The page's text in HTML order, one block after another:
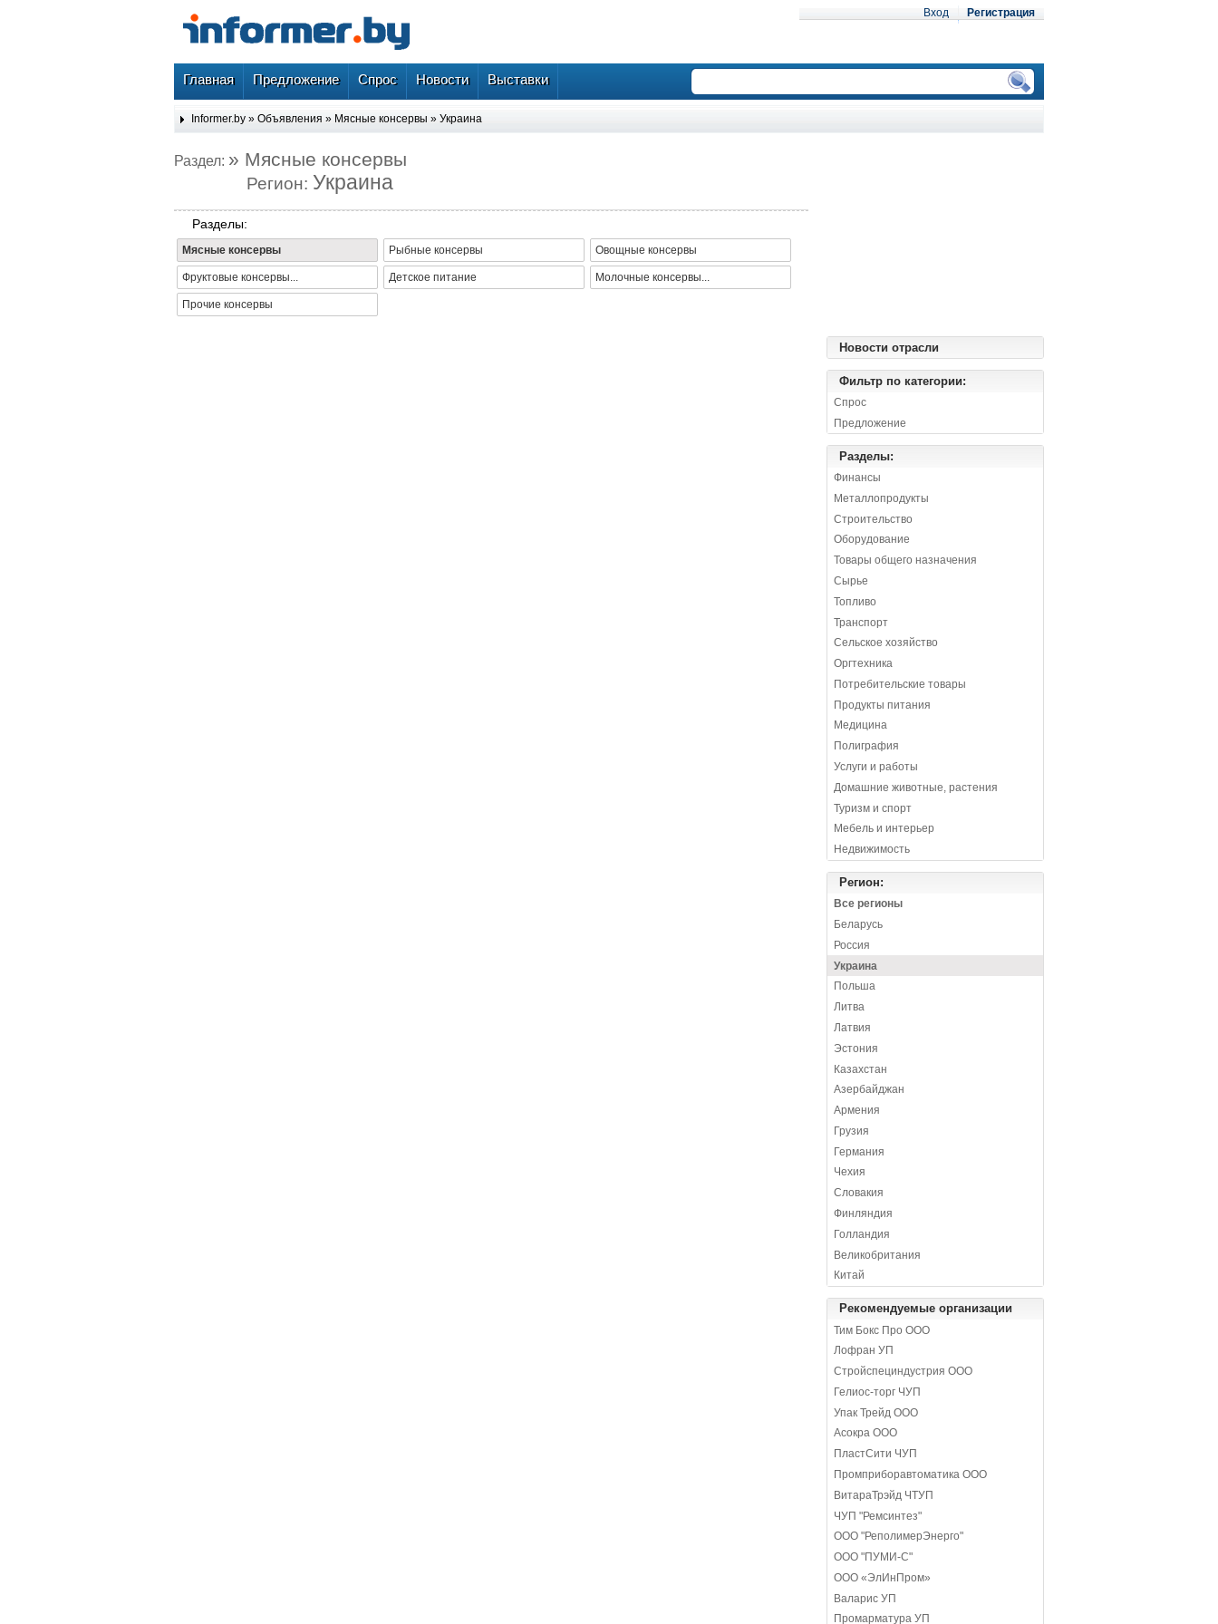
Вход Регистрация
Главная Предложение Спрос Новости Выставки
Informer.by » Объявления » Мясные консервы » Украина
Раздел: » Мясные консервы
Регион: Украина
Разделы:
Мясные консервы Рыбные консервы Овощные консервы
Фруктовые консервы... Детское питание Молочные консервы...
Прочие консервы
Новости отрасли
Фильтр по категории:
Спрос
Предложение
Разделы:
Финансы
Металлопродукты
Строительство
Оборудование
Товары общего назначения
Сырье
Топливо
Транспорт
Сельское хозяйство
Оргтехника
Потребительские товары
Продукты питания
Медицина
Полиграфия
Услуги и работы
Домашние животные, растения
Туризм и спорт
Мебель и интерьер
Недвижимость
Регион:
Все регионы
Беларусь
Россия
Украина
Польша
Литва
Латвия
Эстония
Казахстан
Азербайджан
Армения
Грузия
Германия
Чехия
Словакия
Финляндия
Голландия
Великобритания
Китай
Рекомендуемые организации
Тим Бокс Про ООО
Лофран УП
Стройспециндустрия ООО
Гелиос-торг ЧУП
Упак Трейд ООО
Асокра ООО
ПластСити ЧУП
Промприборавтоматика ООО
ВитараТрэйд ЧТУП
ЧУП "Ремсинтез"
ООО "РеполимерЭнерго"
ООО "ПУМИ-С"
ООО «ЭлИнПром»
Валарис УП
Промарматура УП